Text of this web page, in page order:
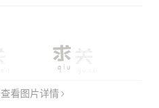
看图片详情